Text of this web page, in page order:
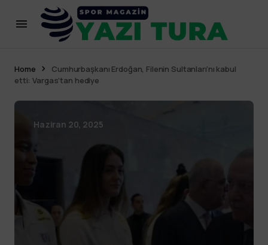
Home
Cumhurbaşkanı Erdoğan, Filenin Sultanları’nı kabul
etti: Vargas’tan hediye
Haziran 20, 2025